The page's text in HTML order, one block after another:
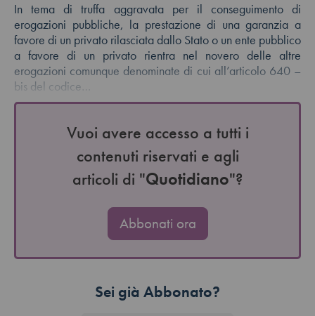
In tema di truffa aggravata per il conseguimento di
erogazioni pubbliche, la prestazione di una garanzia a
favore di un privato rilasciata dallo Stato o un ente pubblico
a favore di un privato rientra nel novero delle altre
erogazioni comunque denominate di cui all’articolo 640 –
bis del codice…
Vuoi avere accesso a tutti i
contenuti riservati e agli
articoli di "Quotidiano"?
Abbonati ora
Sei già Abbonato?